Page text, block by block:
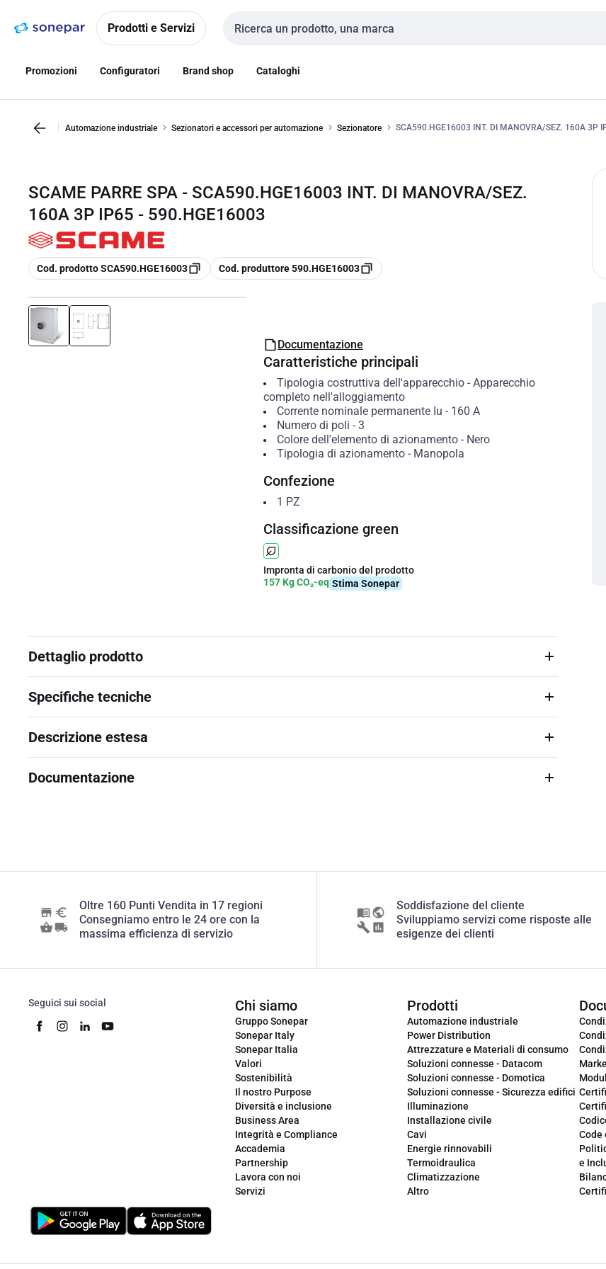
navigazionealla
Prodotti e Servizi
Cerca input
Promozioni Configuratori Brand shop Cataloghi
Automazione industriale Sezionatori e accessori per automazione Sezionatore SCA590.HGE16003 INT. DI MANOVRA/SEZ. 160A 3P
SCAME PARRE SPA - SCA590.HGE16003 INT. DI MANOVRA/SEZ.
160A 3P IP65 - 590.HGE16003
copia
Cod. prodotto SCA590.HGE16003 copia
Cod. produttore 590.HGE16003
Documentazione
Caratteristiche principali
Tipologia costruttiva dell'apparecchio- Apparecchio
completo nell'alloggiamento
Corrente nominale permanente Iu - 160 A
Numero di poli - 3
Colore dell'elemento di azionamento- Nero
Tipologia di azionamento- Manopola
Confezione
1 PZ
Classificazione green
Impronta di carbonio del prodotto
157 Kg CO₂-eq Stima Sonepar
Dettaglio prodotto
Specifiche tecniche
Descrizione estesa
Documentazione
Oltre 160 Punti Vendita in 17 regioni
Consegniamo entro le 24 ore con la
massima efficienza di servizio
Soddisfazione del cliente
Sviluppiamo servizi come risposte alle
esigenze dei clienti
Seguici sui social Chi siamo
Gruppo Sonepar
Sonepar Italy
Sonepar Italia
Valori
Sostenibilità
Il nostro Purpose
Diversità e inclusione
Business Area
Integrità e Compliance
Accademia
Partnership
Lavora con noi
Servizi
Prodotti
Automazione industriale
Power Distribution
Attrezzature e Materiali di consumo
Soluzioni connesse - Datacom
Soluzioni connesse - Domotica
Soluzioni connesse - Sicurezza edifici
Illuminazione
Installazione civile
Cavi
Energie rinnovabili
Termoidraulica
Climatizzazione
Altro
Code
e